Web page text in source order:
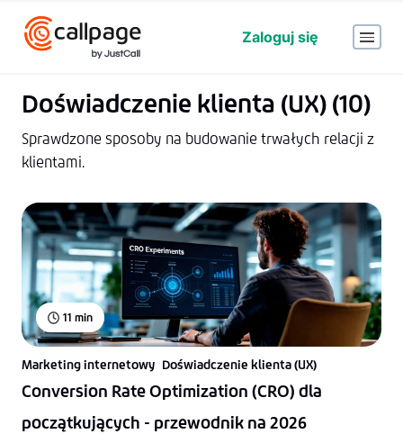
Zaloguj się
Doświadczenie klienta (UX) (10)
Sprawdzone sposoby na budowanie trwałych relacji z
klientami.
11 min
Marketing internetowy Doświadczenie klienta (UX)
Conversion Rate Optimization (CRO) dla
początkujących - przewodnik na 2026